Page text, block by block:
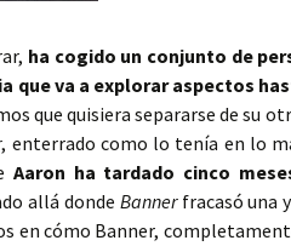
ha cogido un conjunto de
que va a explorar aspectos
que quisiera separarse de su
, enterrado como lo tenía en lo
Aaron ha tardado cinco
allá donde Bannerfracasó una
en cómo Banner,